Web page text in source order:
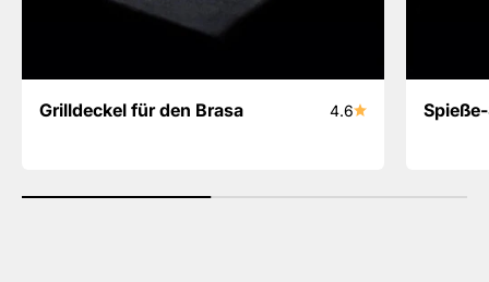
Grilldeckel für den Brasa 4.6